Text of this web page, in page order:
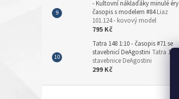
- Kultovní náklaďáky minulé éry
časopis s modelem #84Liaz
101.124 - kovový model
795 Kč
Tatra 148 1:10 - časopis #71 se
stavebnicí DeAgostini Tatra 148 -
stavebnice DeAgostini
299 Kč